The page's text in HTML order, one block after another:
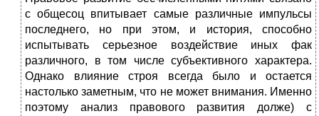
с общесоц впитывает самые различные импульсы
последнего, но при этом, и история, способно
испытывать серьезное воздействие иных фак
различного, в том числе субъективного характера.
Однако влияние строя всегда было и остается
настолько заметным, что не может внимания. Именно
поэтому анализ правового развития долже) с